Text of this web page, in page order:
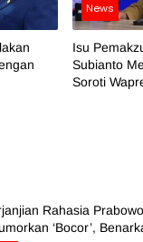
News
Isu
Subianto
Soroti
Rahasia
‘Bocor’,